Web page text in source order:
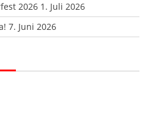
2026 1. Juli 2026
7. Juni 2026